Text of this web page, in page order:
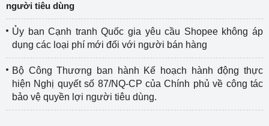
người tiêu dùng
Ủy ban Cạnh tranh Quốc gia yêu cầu Shopee không áp
dụng các loại phí mới đối với người bán hàng
Bộ Công Thương ban hành Kế hoạch hành động thực
hiện Nghị quyết số 87/NQ-CP của Chính phủ về công tác
bảo vệ quyền lợi người tiêu dùng.